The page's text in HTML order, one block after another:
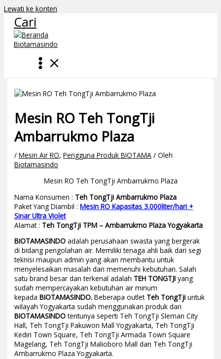
Lewati ke konten
Cari
Mesin RO Teh TongTji
Ambarrukmo Plaza
/Mesin Air RO,Pengguna Produk BIOTAMA / Oleh
Biotamasindo
Mesin RO Teh TongTji Ambarrukmo Plaza
Nama Konsumen : Teh TongTji Ambarrukmo Plaza
Paket Yang Diambil :Mesin RO Kapasitas 3.000liter/hari +
Sinar Ultra Violet
Alamat : Teh TongTji TPM – Ambarrukmo Plaza Yogyakarta
BIOTAMASINDOadalah perusahaan swasta yang bergerak
di bidang pengolahan air. Memiliki tenaga ahli baik dari segi
teknisi maupun admin yang akan membantu untuk
menyelesaikan masalah dan memenuhi kebutuhan. Salah
satu brand besar dan terkenal adalah TEH TONGTJIyang
sudah mempercayakan kebutuhan air minum
kepadaBIOTAMASINDO.Beberapa outlet Teh TongTjiuntuk
wilayah Yogyakarta sudah menggunakan produk dari
BIOTAMASINDOtentunya seperti Teh TongTji Sleman City
Hall, Teh TongTji Pakuwon Mall Yogyakarta, Teh TongTji
Kediri Town Square, Teh TongTji Armada Town Square
Magelang, Teh TongTji Malioboro Mall dan Teh TongTji
Ambarrukmo Plaza Yogyakarta.